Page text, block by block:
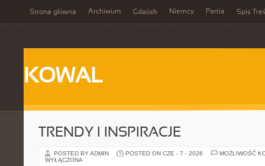
Strona główna Archiwum Gdańsk Niemcy Partia Spis
KOWAL
TRENDY I INSPIRACJE
POSTED BY ADMIN POSTED ON CZE - 7 - 2026
MOŻLIWOŚĆ
WYŁĄCZONA